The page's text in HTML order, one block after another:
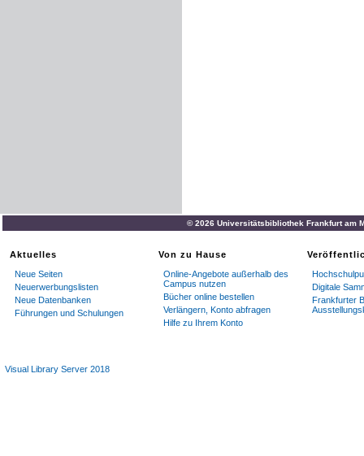
© 2026 Universitätsbibliothek Frankfurt am
Aktuelles
Neue Seiten
Neuerwerbungslisten
Neue Datenbanken
Führungen und Schulungen
Von zu Hause
Online-Angebote außerhalb des
Campus nutzen
Bücher online bestellen
Verlängern, Konto abfragen
Hilfe zu Ihrem Konto
Digitale
Frankfurter
Visual Library Server 2018